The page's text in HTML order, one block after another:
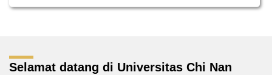
Selamat datang di Universitas Chi Nan